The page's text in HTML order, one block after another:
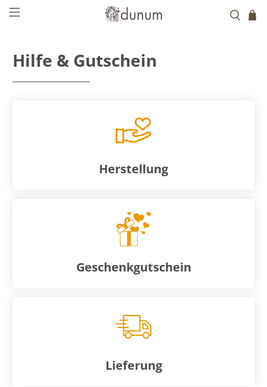
Hilfe & Gutschein
Herstellung
Geschenkgutschein
Lieferung